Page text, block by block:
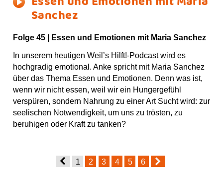
Sanchez
Folge 45 | Essen und Emotionen mit Maria Sanchez
In unserem heutigen Weil’s Hilft!-Podcast wird es
hochgradig emotional. Anke spricht mit Maria Sanchez
über das Thema Essen und Emotionen. Denn was ist,
wenn wir nicht essen, weil wir ein Hungergefühl
verspüren, sondern Nahrung zu einer Art Sucht wird: zur
seelischen Notwendigkeit, um uns zu trösten, zu
beruhigen oder Kraft zu tanken?
1 2 3 4 5 6